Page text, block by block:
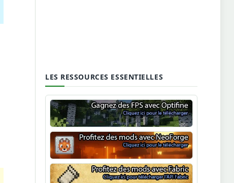
LES RESSOURCES ESSENTIELLES
Optifine
NeoForge